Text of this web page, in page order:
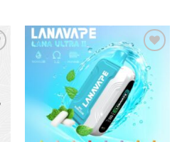
Add to
wishlist